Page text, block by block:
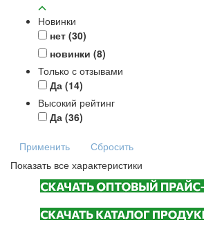
Новинки
нет (30)
новинки (8)
Только с отзывами
Да (14)
Высокий рейтинг
Да (36)
Применить
Сбросить
Показать все характеристики